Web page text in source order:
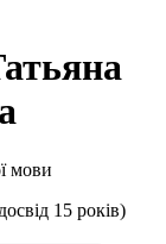
мови
15 років)